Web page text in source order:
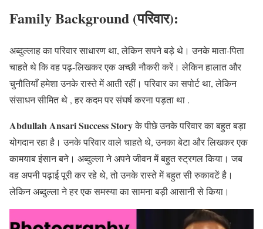
Family Background (परिवार):
अब्दुल्लाह का परिवार साधारण था, लेकिन सपने बड़े थे। उनके माता-पिता
चाहते थे कि वह पढ़-लिखकर एक अच्छी नौकरी करें। लेकिन हालात और
चुनौतियाँ हमेशा उनके रास्ते में आती रहीं। परिवार का सपोर्ट था, लेकिन
संसाधन सीमित थे , हर कदम पर संघर्ष करना पड़ता था .
Abdullah Ansari Success Storyके पीछे उनके परिवार का बहुत बड़ा
योगदान रहा है। उनके परिवार वाले चाहते थे, उनका बेटा और लिखकर एक
कामयाब इंसान बने। अब्दुल्ला ने अपने जीवन में बहुत स्ट्रगल किया। जब
वह अपनी पढ़ाई पूरी कर रहे थे, तो उनके रास्ते में बहुत सी रुकावटें है।
लेकिन अब्दुल्ला ने हर एक समस्या का सामना बड़ी आसानी से किया।